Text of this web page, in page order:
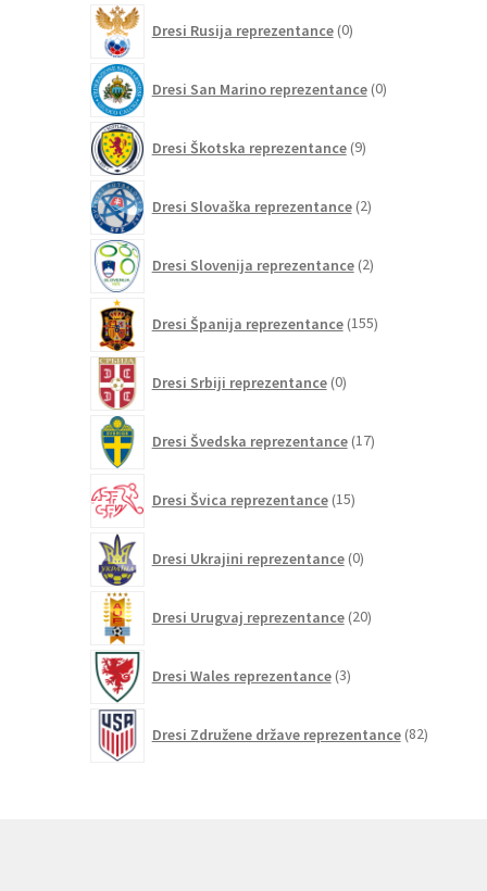
Dresi Rusija reprezentance 0izdelkov
Dresi San Marino reprezentance 0izdelkov
Dresi Škotska reprezentance 9izdelkov
Dresi Slovaška reprezentance 2izdelka
Dresi Slovenija reprezentance 2izdelka
Dresi Španija reprezentance 155izdelkov
Dresi Srbiji reprezentance 0izdelkov
Dresi Švedska reprezentance 17izdelkov
Dresi Švica reprezentance 15izdelkov
Dresi Ukrajini reprezentance 0izdelkov
Dresi Urugvaj reprezentance 20izdelkov
Dresi Wales reprezentance 3izdelki
Dresi Združene države reprezentance 82izdelkov